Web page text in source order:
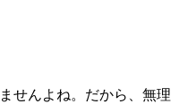
せんよね。だから、無理